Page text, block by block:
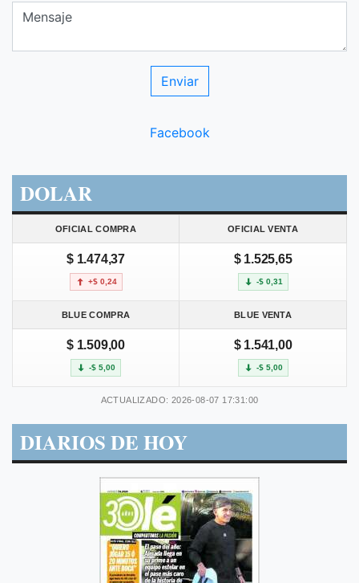
Facebook
DOLAR
OFICIAL COMPRA OFICIAL VENTA
$ 1.474,37
+$ 0,24
$ 1.525,65
-$ 0,31
BLUE COMPRA BLUE VENTA
$ 1.509,00
-$ 5,00
$ 1.541,00
-$ 5,00
ACTUALIZADO: 2026-08-07 17:31:00
DIARIOS DE HOY